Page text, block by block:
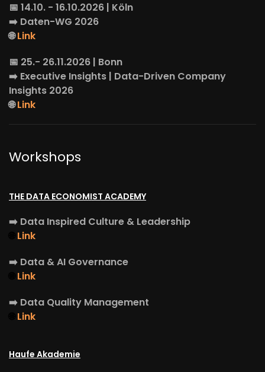
📅 14.10. - 16.10.2026 | Köln
➡️ Daten-WG 2026
🌐Link
📅 25.- 26.11.2026 | Bonn
➡️ Executive Insights | Data-Driven Company
Insights 2026
🌐Link
Workshops
THE DATA ECONOMIST ACADEMY
➡️ Data Inspired Culture & Leadership
Link
➡️ Data & AI Governance
Link
➡️ Data Quality Management
Link
Haufe Akademie